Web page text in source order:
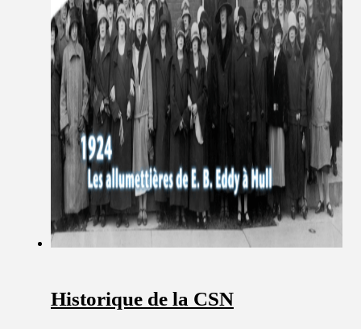
Historique de la CSN